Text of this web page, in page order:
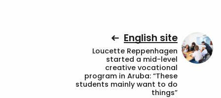
English site
Loucette Reppenhagen
started a mid-level
creative vocational
program in Aruba: “These
students mainly want to do
things”